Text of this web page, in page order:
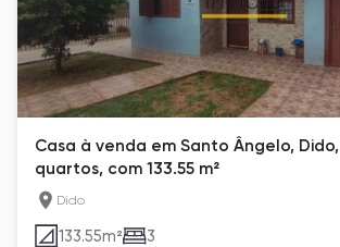
Casa à venda em Santo Ângelo,
quartos, com 133.55 m²
Dido
133.55m² 3